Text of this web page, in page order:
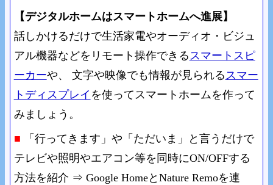
【デジタルホームはスマートホームへ進展】
話しかけるだけで生活家電やオーディオ・ビジュ
アル機器などをリモート操作できるスマートスピ
ーカーや、 文字や映像でも情報が見られるスマー
トディスプレイ を使ってスマートホームを作って
みましょう。
■
「行ってきます」や「ただいま」と言うだけで
テレビや照明やエアコン等を同時にON/OFFする
方法を紹介 ⇒ Google HomeとNature Remoを連